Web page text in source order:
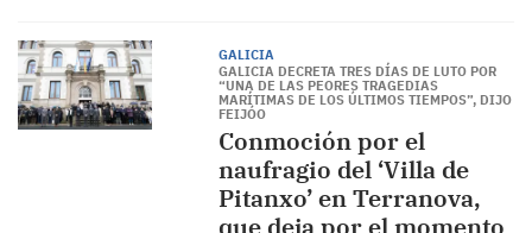
GALICIA
GALICIA DECRETA TRES DÍAS DE LUTO POR
“UNA DE LAS PEORES TRAGEDIAS
MARÍTIMAS DE LOS ÚLTIMOS TIEMPOS”, DIJO
FEIJÓO
Conmoción por el
naufragio del ‘Villa de
Pitanxo’ en Terranova,
que deja por el momento